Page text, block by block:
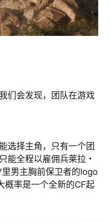
们会发现，团队在游戏
选择主角，只有一个团
能全程以雇佣兵莱拉・
男主胸前保卫者的logo
概率是一个全新的CF起